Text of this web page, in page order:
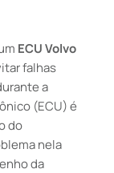
ECU Volvo
falhas
a
(ECU) é
do
nela
da